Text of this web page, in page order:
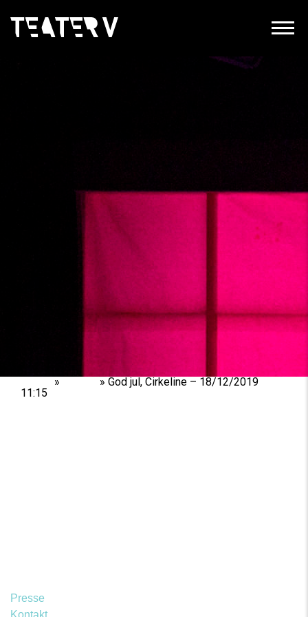
» » God jul, Cirkeline – 18/12/2019
11:15
Presse
Kontakt